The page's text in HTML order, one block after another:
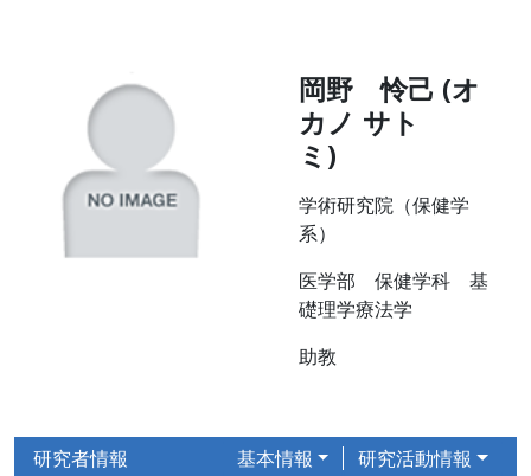
岡野 怜己 (オ
カノ サト
ミ)
学術研究院（保健学
系）
医学部 保健学科 基
礎理学療法学
助教
研究者情報 基本情報 研究活動情報